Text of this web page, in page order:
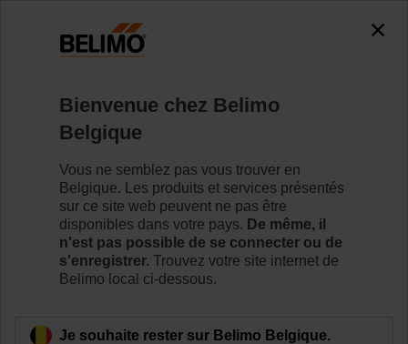
SF24A-MP
Pour en savoir plus
Retour a la catégorie de produits
Bienvenue chez Belimo
Belgique
Vous ne semblez pas vous trouver en
Belgique. Les produits et services présentés
sur ce site web peuvent ne pas être
disponibles dans votre pays. De même, il
n'est pas possible de se connecter ou de
s'enregistrer. Trouvez votre site internet de
Belimo local ci-dessous.
Je souhaite rester sur Belimo Belgique.